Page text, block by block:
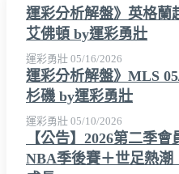
運彩分析解盤》英格蘭
艾佛頓 by運彩勇壯
運彩勇壯 05/16/2026
運彩分析解盤》MLS
杉磯 by運彩勇壯
運彩勇壯 05/10/2026
【公告】2026第二季
NBA季後賽＋世足熱